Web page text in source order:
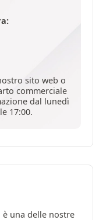
sito web o
commerciale
dal lunedì
17:00.
una delle nostre